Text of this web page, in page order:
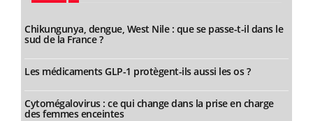
Chikungunya, dengue, West Nile : que se passe-t-il dans le
sud de la France ?
Les médicaments GLP-1 protègent-ils aussi les os ?
Cytomégalovirus : ce qui change dans la prise en charge
des femmes enceintes